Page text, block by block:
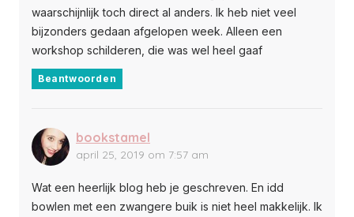
waarschijnlijk toch direct al anders. Ik heb niet veel
bijzonders gedaan afgelopen week. Alleen een
workshop schilderen, die was wel heel gaaf
Beantwoorden
bookstamel
april 25, 2019 om 7:57 am
Wat een heerlijk blog heb je geschreven. En idd
bowlen met een zwangere buik is niet heel makkelijk. Ik